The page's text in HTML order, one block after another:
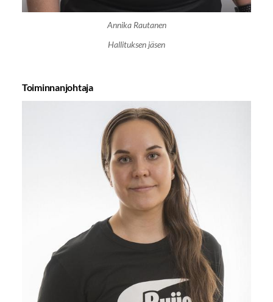
Annika Rautanen
Hallituksen jäsen
Toiminnanjohtaja